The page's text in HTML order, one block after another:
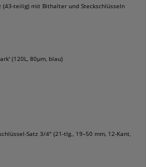
(43-teilig) mit Bithalter und Steckschlüsseln
(120L, 80µm, blau)
Satz 3/4" (21-tlg., 19–50 mm, 12-Kant,